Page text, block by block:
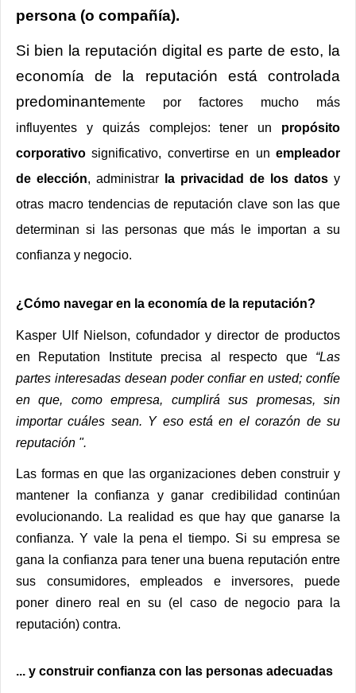
persona (o compañía).
Si bien la reputación digital es parte de esto, la
economía de la reputación está controlada
predominantemente por factores mucho más
influyentes y quizás complejos: tener un propósito
corporativo significativo, convertirse en un empleador
de elección, administrar la privacidad de los datos y
otras macro tendencias de reputación clave son las que
determinan si las personas que más le importan a su
confianza y negocio.
¿Cómo navegar en la economía de la reputación?
Kasper Ulf Nielson, cofundador y director de productos
en Reputation Institute precisa al respecto que “Las
partes interesadas desean poder confiar en usted; confíe
en que, como empresa, cumplirá sus promesas, sin
importar cuáles sean. Y eso está en el corazón de su
reputación ".
Las formas en que las organizaciones deben construir y
mantener la confianza y ganar credibilidad continúan
evolucionando. La realidad es que hay que ganarse la
confianza. Y vale la pena el tiempo. Si su empresa se
gana la confianza para tener una buena reputación entre
sus consumidores, empleados e inversores, puede
poner dinero real en su (el caso de negocio para la
reputación) contra.
... y construir confianza con las personas adecuadas